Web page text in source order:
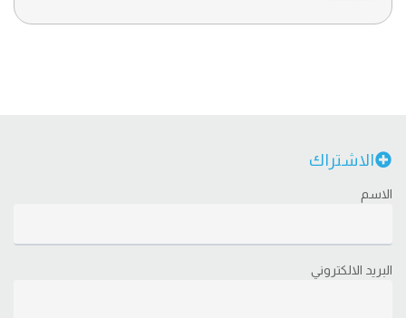
الاشتراك
الاسم
البريد الالكتروني